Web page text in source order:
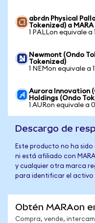
abrdn Physical
Tokenized) a
1 PALLon equivale a
Newmont (Ondo
Tokenized)
1 NEMon equivale a
Aurora Innovation
Holdings (Ondo
1 AURon equivale a
Descargo de
Este producto no ha
ni está afiliado con
y cualquier otra marca
para identificar el activo
Obtén MARAon
Compra, vende,